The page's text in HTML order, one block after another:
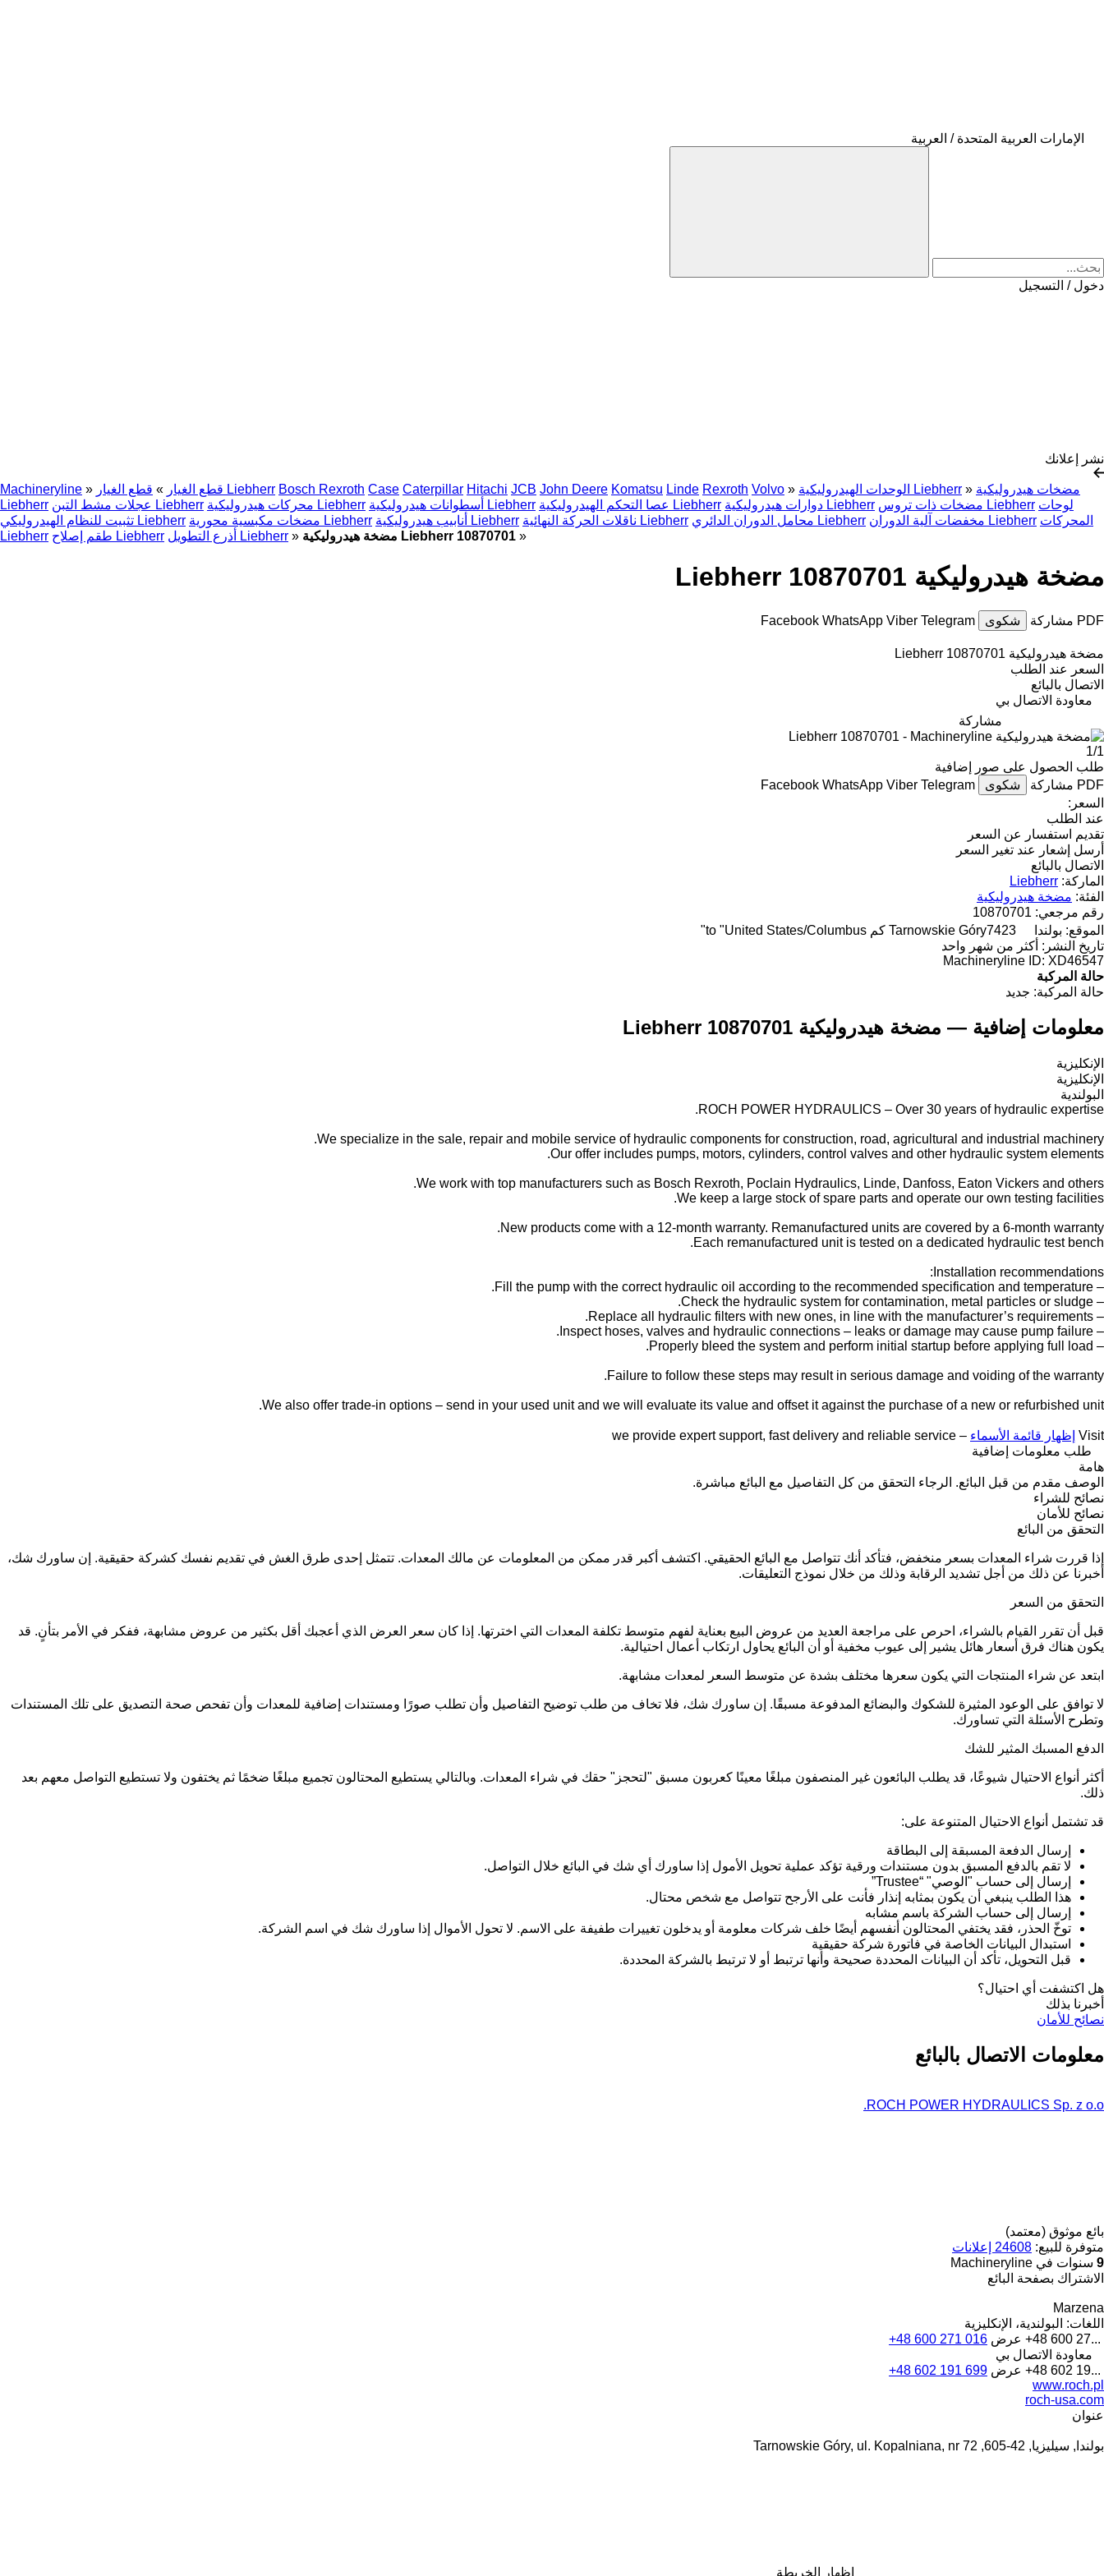
الإمارات العربية المتحدة / العربية
دخول / التسجيل
نشر إعلانك
Machineryline » قطع الغيار » قطع الغيار Liebherr Bosch Rexroth Case Caterpillar Hitachi JCB John Deere Komatsu Linde Rexroth Volvo » الوحدات الهيدروليكية Liebherr » مضخات هيدروليكية
Liebherr
عجلات مشط التبن Liebherr محركات هيدروليكية Liebherr أسطوانات هيدروليكية Liebherr عصا التحكم الهيدروليكية Liebherr دوارات هيدروليكية Liebherr مضخات ذات تروس Liebherr لوحات
تثبيت للنظام الهيدروليكي Liebherr
مضخات مكبسية محورية Liebherr أنابيب هيدروليكية Liebherr ناقلات الحركة النهائية Liebherr محامل الدوران الدائري Liebherr مخفضات آلية الدوران Liebherr المحركات
Liebherr
طقم إصلاح Liebherr أذرع التطويل Liebherr » مضخة هيدروليكية Liebherr 10870701 »
مضخة هيدروليكية Liebherr 10870701
PDF مشاركة شكوى Facebook WhatsApp Viber Telegram
مضخة هيدروليكية Liebherr 10870701
السعر عند الطلب
الاتصال بالبائع
معاودة الاتصال بي
مشاركة
1/1
طلب الحصول على صور إضافية
PDF مشاركة شكوى Facebook WhatsApp Viber Telegram
السعر:
عند الطلب
تقديم استفسار عن السعر
أرسل إشعار عند تغير السعر
الاتصال بالبائع
الماركة: Liebherr
الفئة: مضخة هيدروليكية
رقم مرجعي: 10870701
الموقع: بولندا Tarnowskie Góry7423 كم to "United States/Columbus"
تاريخ النشر: أكثر من شهر واحد
Machineryline ID: XD46547
حالة المركبة
حالة المركبة: جديد
معلومات إضافية — مضخة هيدروليكية Liebherr 10870701
الإنكليزية
الإنكليزية
البولندية
ROCH POWER HYDRAULICS – Over 30 years of hydraulic expertise.
We specialize in the sale, repair and mobile service of hydraulic components for construction, road, agricultural and industrial machinery.
Our offer includes pumps, motors, cylinders, control valves and other hydraulic system elements.
We work with top manufacturers such as Bosch Rexroth, Poclain Hydraulics, Linde, Danfoss, Eaton Vickers and others.
We keep a large stock of spare parts and operate our own testing facilities.
New products come with a 12-month warranty. Remanufactured units are covered by a 6-month warranty.
Each remanufactured unit is tested on a dedicated hydraulic test bench.
Installation recommendations:
– Fill the pump with the correct hydraulic oil according to the recommended specification and temperature.
– Check the hydraulic system for contamination, metal particles or sludge.
– Replace all hydraulic filters with new ones, in line with the manufacturer’s requirements.
– Inspect hoses, valves and hydraulic connections – leaks or damage may cause pump failure.
– Properly bleed the system and perform initial startup before applying full load.
Failure to follow these steps may result in serious damage and voiding of the warranty.
We also offer trade-in options – send in your used unit and we will evaluate its value and offset it against the purchase of a new or refurbished unit.
Visit إظهار قائمة الأسماء – we provide expert support, fast delivery and reliable service
طلب معلومات إضافية
هامة
الوصف مقدم من قبل البائع. الرجاء التحقق من كل التفاصيل مع البائع مباشرة.
نصائح للشراء
نصائح للأمان
التحقق من البائع
إذا قررت شراء المعدات بسعر منخفض، فتأكد أنك تتواصل مع البائع الحقيقي. اكتشف أكبر قدر ممكن من المعلومات عن مالك المعدات. تتمثل إحدى طرق الغش في تقديم نفسك كشركة حقيقية. إن ساورك شك،
أخبرنا عن ذلك من أجل تشديد الرقابة وذلك من خلال نموذج التعليقات.
التحقق من السعر
قبل أن تقرر القيام بالشراء، احرص على مراجعة العديد من عروض البيع بعناية لفهم متوسط تكلفة المعدات التي اخترتها. إذا كان سعر العرض الذي أعجبك أقل بكثير من عروض مشابهة، ففكر في الأمر بتأنٍ. قد
يكون هناك فرق أسعار هائل يشير إلى عيوب مخفية أو أن البائع يحاول ارتكاب أعمال احتيالية.
ابتعد عن شراء المنتجات التي يكون سعرها مختلف بشدة عن متوسط السعر لمعدات مشابهة.
لا توافق على الوعود المثيرة للشكوك والبضائع المدفوعة مسبقًا. إن ساورك شك، فلا تخاف من طلب توضيح التفاصيل وأن تطلب صورًا ومستندات إضافية للمعدات وأن تفحص صحة التصديق على تلك المستندات
وتطرح الأسئلة التي تساورك.
الدفع المسبك المثير للشك
أكثر أنواع الاحتيال شيوعًا، قد يطلب البائعون غير المنصفون مبلغًا معينًا كعربون مسبق "لتحجز" حقك في شراء المعدات. وبالتالي يستطيع المحتالون تجميع مبلغًا ضخمًا ثم يختفون ولا تستطيع التواصل معهم بعد
ذلك.
قد تشتمل أنواع الاحتيال المتنوعة على:
إرسال الدفعة المسبقة إلى البطاقة
لا تقم بالدفع المسبق بدون مستندات ورقية تؤكد عملية تحويل الأمول إذا ساورك أي شك في البائع خلال التواصل.
إرسال إلى حساب "الوصي" “Trustee”
هذا الطلب ينبغي أن يكون بمثابه إنذار فأنت على الأرجح تتواصل مع شخص محتال.
إرسال إلى حساب الشركة باسم مشابه
توخّ الحذر، فقد يختفي المحتالون أنفسهم أيضًا خلف شركات معلومة أو يدخلون تغييرات طفيفة على الاسم. لا تحول الأموال إذا ساورك شك في اسم الشركة.
استبدال البيانات الخاصة في فاتورة شركة حقيقية
قبل التحويل، تأكد أن البيانات المحددة صحيحة وأنها ترتبط أو لا ترتبط بالشركة المحددة.
هل اكتشفت أي احتيال؟
أخبرنا بذلك
نصائح للأمان
معلومات الاتصال بالبائع
ROCH POWER HYDRAULICS Sp. z o.o.
بائع موثوق (معتمد)
متوفرة للبيع: 24608 إعلانات
9 سنوات في Machineryline
الاشتراك بصفحة البائع
Marzena
اللغات: البولندية، الإنكليزية
+48 600 27... عرض +48 600 271 016
معاودة الاتصال بي
+48 602 19... عرض +48 602 191 699
www.roch.pl
roch-usa.com
عنوان
بولندا, سيليزيا, 42-605, Tarnowskie Góry, ul. Kopalniana, nr 72
إظهار الخريطة